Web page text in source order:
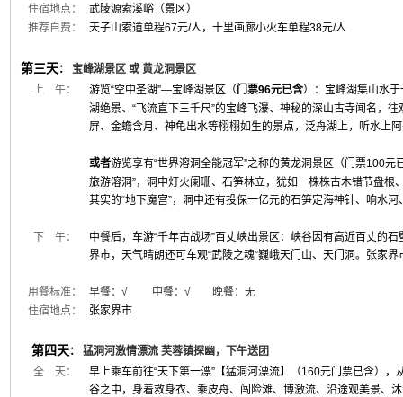
住宿地点：
武陵源索溪峪（景区）
推荐自费：
天子山索道单程67元/人，十里画廊小火车单程38元/人
第三天：
宝峰湖景区 或 黄龙洞景区
上 午：
游览“空中圣湖”—宝峰湖景区（ 门票96元已含）：宝峰湖集山水
湖绝景、“飞流直下三千尺”的宝峰飞瀑、神秘的深山古寺闻名，
屏、金蟾含月、神龟出水等栩栩如生的景点，泛舟湖上，听水上
或者游览享有“世界溶洞全能冠军”之称的黄龙洞景区（门票100
旅游溶洞”，洞中灯火阑珊、石笋林立，犹如一株株古木错节盘根
其实的“地下魔宫”，洞中还有投保一亿元的石笋定海神针、响水
下 午：
中餐后，车游“千年古战场”百丈峡出景区：峡谷因有高近百丈的
界市，天气晴朗还可车观“武陵之魂”巍峨天门山、天门洞。张家界
用餐标准：
早餐：√ 中餐：√ 晚餐：无
住宿地点：
张家界市
第四天：
猛洞河激情漂流 芙蓉镇探幽，下午送团
全 天：
早上乘车前往“天下第一漂”【猛洞河漂流】（160元门票已含）
谷之中，身着救身衣、乘皮舟、闯险滩、博激流、沿途观美景、